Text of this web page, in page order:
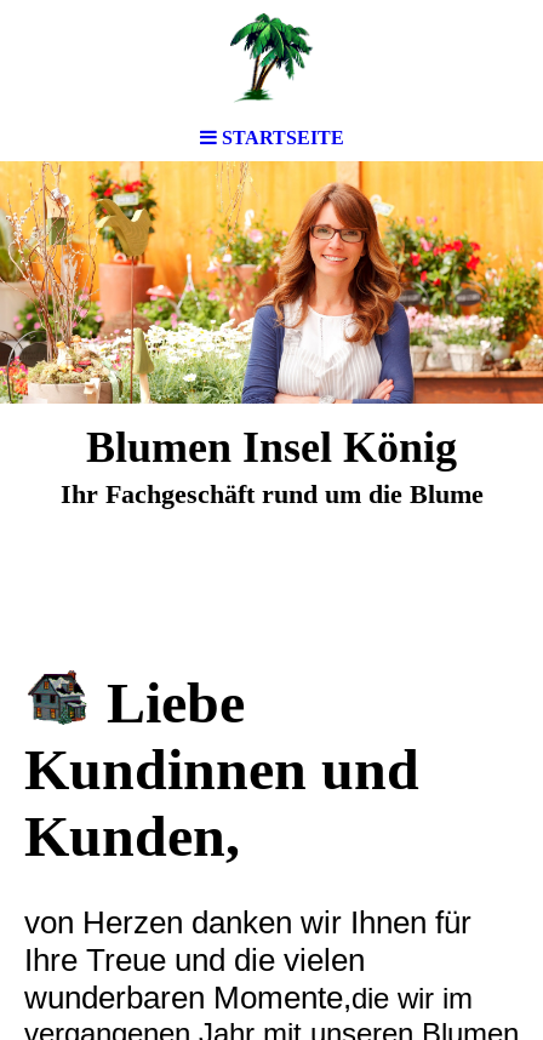
STARTSEITE
Blumen Insel König
Ihr Fachgeschäft rund um die Blume
Liebe
Kundinnen und
Kunden,
von Herzen danken wir Ihnen für
Ihre Treue und die vielen
wunderbaren Momente,die wir im